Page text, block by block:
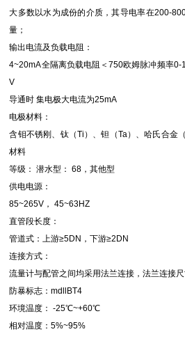
大多数以水为成份的介质，其导电率在200-
量；
输出电流及负载电阻：
4~20mA全隔离负载电阻＜750欧姆脉冲频率
V
导通时 集电极大电流为25mA
电极材料：
含钼不锈刚、钛（Ti）、钽（Ta）、哈氏合金
材料
等级： 潜水型： 68，其他型
供电电源：
85~265V， 45~63HZ
直管段长度：
管道式：上游≥5DN，下游≥2DN
连接方式：
流量计与配管之间均采用法兰连接，法兰连接
防暴标志：mdllBT4
环境温度： -25℃~+60℃
相对温度：5%~95%